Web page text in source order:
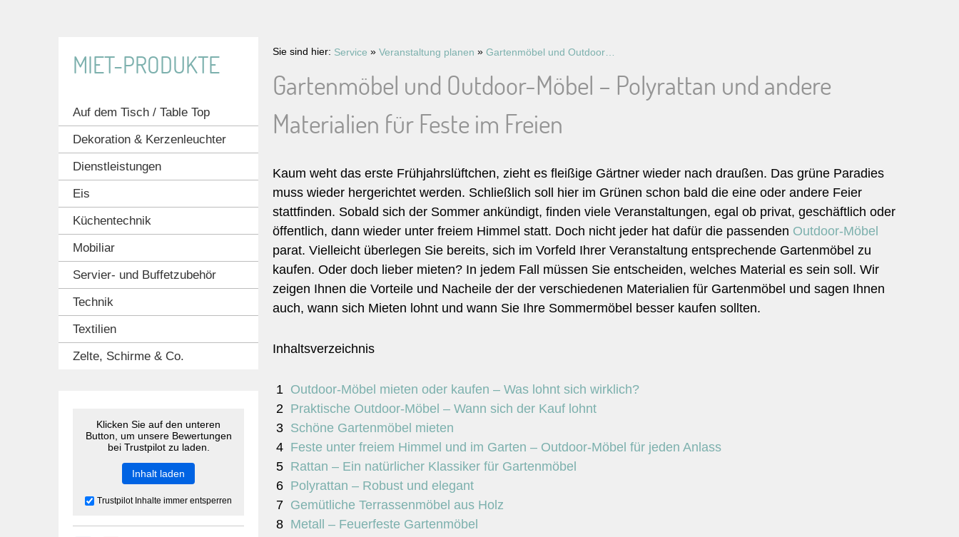
Sie sind hier: Service » Veranstaltung planen »
Gartenmöbel und Outdoor-Möbel – Polyrattan und andere
Materialien für Feste im Freien
Kaum weht das erste Frühjahrslüftchen, zieht es fleißige Gärtner wieder nach draußen. Das grüne Paradies
muss wieder hergerichtet werden. Schließlich soll hier im Grünen schon bald die eine oder andere Feier
stattfinden. Sobald sich der Sommer ankündigt, finden viele Veranstaltungen, egal ob privat, geschäftlich oder
öffentlich, dann wieder unter freiem Himmel statt. Doch nicht jeder hat dafür die passenden Outdoor-Möbel
parat. Vielleicht überlegen Sie bereits, sich im Vorfeld Ihrer Veranstaltung entsprechende Gartenmöbel zu
kaufen. Oder doch lieber mieten? In jedem Fall müssen Sie entscheiden, welches Material es sein soll. Wir
zeigen Ihnen die Vorteile und Nacheile der der verschiedenen Materialien für Gartenmöbel und sagen Ihnen
auch, wann sich Mieten lohnt und wann Sie Ihre Sommermöbel besser kaufen sollten.
Inhaltsverzeichnis
Outdoor-Möbel mieten oder kaufen – Was lohnt sich wirklich?
Praktische Outdoor-Möbel – Wann sich der Kauf lohnt
Schöne Gartenmöbel mieten
Feste unter freiem Himmel und im Garten – Outdoor-Möbel für jeden Anlass
Rattan – Ein natürlicher Klassiker für Gartenmöbel
Polyrattan – Robust und elegant
Gemütliche Terrassenmöbel aus Holz
Metall – Feuerfeste Gartenmöbel
MIET-PRODUKTE
Auf dem Tisch / Table Top
Dekoration & Kerzenleuchter
Dienstleistungen
Eis
Küchentechnik
Mobiliar
Servier- und Buffetzubehör
Technik
Textilien
Zelte, Schirme & Co.
Klicken Sie auf den unteren
Button, um unsere Bewertungen
bei Trustpilot zu laden.
Inhalt laden
Trustpilot Inhalte immer entsperren